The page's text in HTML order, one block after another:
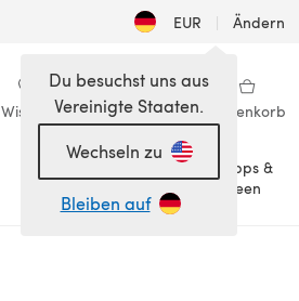
EUR | Ändern
Wishlist Meine Bibliothek Warenkorb
Anlässe
Tipps &
Ideen
Du besuchst uns aus
Vereinigte Staaten.
Wechseln zu
Bleiben auf